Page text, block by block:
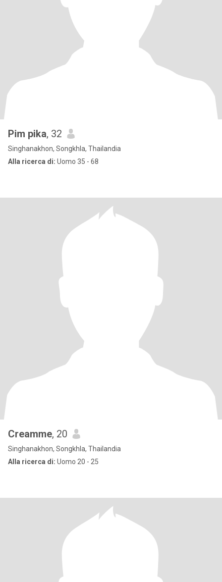
Pim pika, 32
Singhanakhon, Songkhla, Thailandia
Alla ricerca di: Uomo 35 - 68
Creamme, 20
Singhanakhon, Songkhla, Thailandia
Alla ricerca di: Uomo 20 - 25